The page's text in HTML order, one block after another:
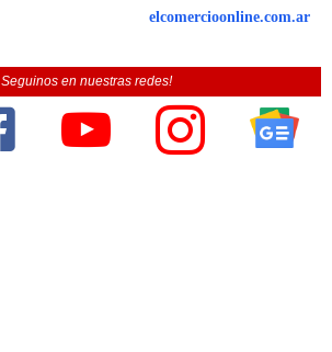
elcomercioonline.com.ar
Seguinos en nuestras redes!